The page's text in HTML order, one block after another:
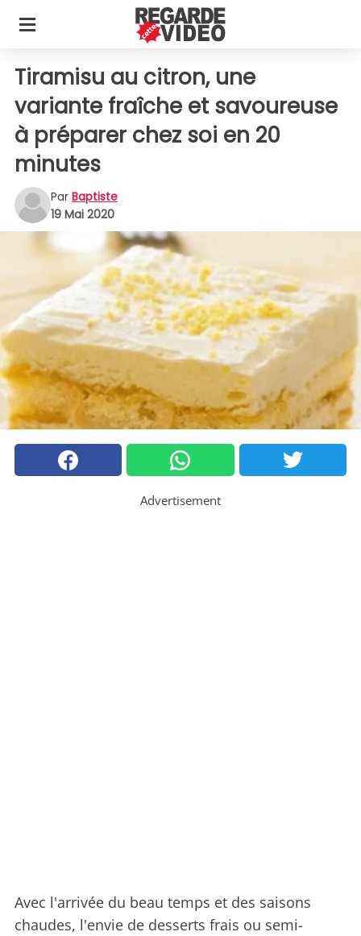
Tiramisu au citron, une
variante fraîche et savoureuse
à préparer chez soi en 20
minutes
Par Baptiste
19 Mai 2020
Advertisement
Avec l'arrivée du beau temps et des saisons
chaudes, l'envie de desserts frais ou semi-